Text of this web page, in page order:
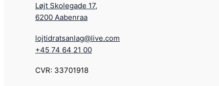
Løjt Skolegade 17,
6200 Aabenraa
lojtidratsanlag@live.com
+45 74 64 21 00
CVR: 33701918